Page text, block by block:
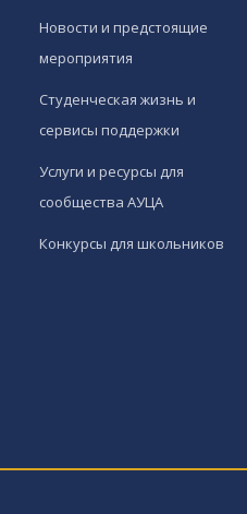
Новости и предстоящие
мероприятия
Студенческая жизнь и
сервисы поддержки
Услуги и ресурсы для
сообщества АУЦА
Конкурсы для школьников